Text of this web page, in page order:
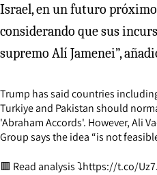
Israel, en un futuro
considerando que sus
supremo Alí Jamenei”,
Trump has said countries
Turkiye and Pakistan should
'Abraham Accords'. However, Ali
Group says the idea “is not
🟥 Read analysis ⤵️https://t.co/